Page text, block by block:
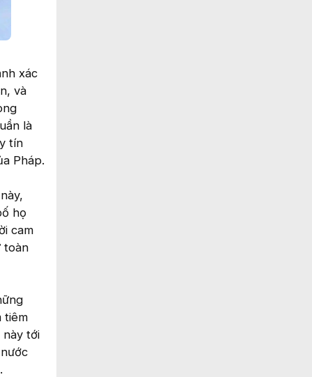
xác
và
là
tín
Pháp.
họ
cam
toàn
tiêm
này tới